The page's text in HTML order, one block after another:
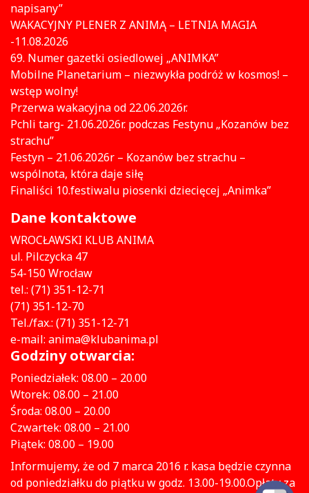
napisany”
WAKACYJNY PLENER Z ANIMĄ – LETNIA MAGIA
-11.08.2026
69. Numer gazetki osiedlowej „ANIMKA”
Mobilne Planetarium – niezwykła podróż w kosmos! –
wstęp wolny!
Przerwa wakacyjna od 22.06.2026r.
Pchli targ- 21.06.2026r. podczas Festynu „Kozanów bez
strachu”
Festyn – 21.06.2026r – Kozanów bez strachu –
wspólnota, która daje siłę
Finaliści 10.festiwalu piosenki dziecięcej „Animka”
Dane kontaktowe
WROCŁAWSKI KLUB ANIMA
ul. Pilczycka 47
54-150 Wrocław
tel.: (71) 351-12-71
(71) 351-12-70
Tel./fax.: (71) 351-12-71
e-mail: anima@klubanima.pl
Godziny otwarcia:
Poniedziałek: 08.00 – 20.00
Wtorek: 08.00 – 21.00
Środa: 08.00 – 20.00
Czwartek: 08.00 – 21.00
Piątek: 08.00 – 19.00
Informujemy, że od 7 marca 2016 r. kasa będzie czynna
od poniedziałku do piątku w godz. 13.00-19.00.Opłaty za